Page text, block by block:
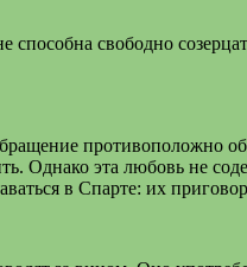
свободно
Однако эта любовь не
в Спарте: их